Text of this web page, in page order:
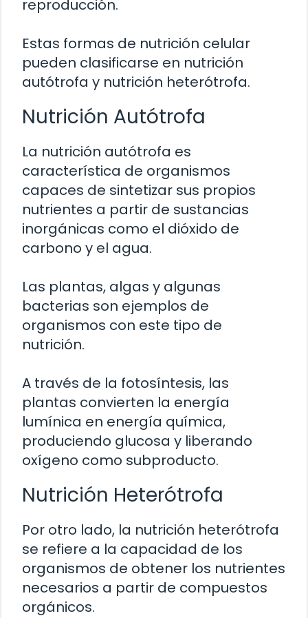
reproducción.
Estas formas de nutrición celular
pueden clasificarse en nutrición
autótrofa y nutrición heterótrofa.
Nutrición Autótrofa
La nutrición autótrofa es
característica de organismos
capaces de sintetizar sus propios
nutrientes a partir de sustancias
inorgánicas como el dióxido de
carbono y el agua.
Las plantas, algas y algunas
bacterias son ejemplos de
organismos con este tipo de
nutrición.
A través de la fotosíntesis, las
plantas convierten la energía
lumínica en energía química,
produciendo glucosa y liberando
oxígeno como subproducto.
Nutrición Heterótrofa
Por otro lado, la nutrición heterótrofa
se refiere a la capacidad de los
organismos de obtener los nutrientes
necesarios a partir de compuestos
orgánicos.